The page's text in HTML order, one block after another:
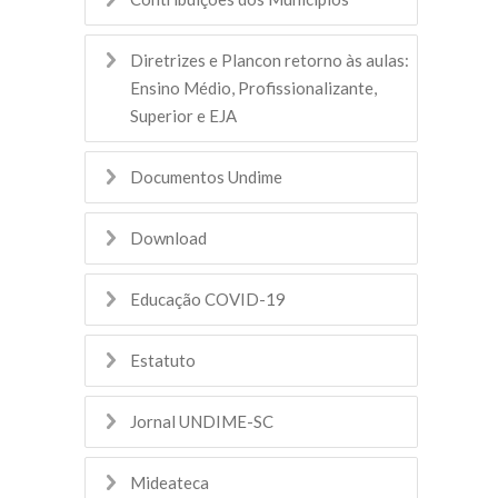
Diretrizes e Plancon retorno às aulas:
Ensino Médio, Profissionalizante,
Superior e EJA
Documentos Undime
Download
Educação COVID-19
Estatuto
Jornal UNDIME-SC
Mideateca